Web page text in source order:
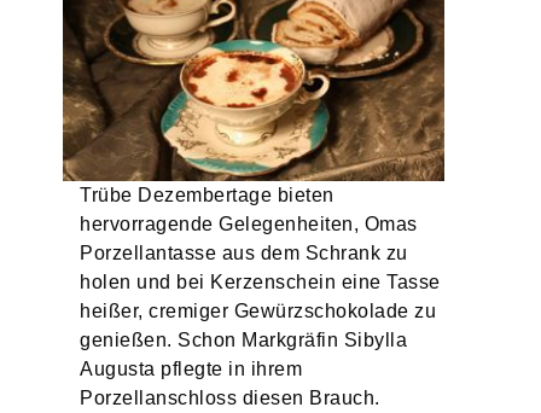
Trübe Dezembertage bieten
hervorragende Gelegenheiten, Omas
Porzellantasse aus dem Schrank zu
holen und bei Kerzenschein eine Tasse
heißer, cremiger Gewürzschokolade zu
genießen. Schon Markgräfin Sibylla
Augusta pflegte in ihrem
Porzellanschloss diesen Brauch.